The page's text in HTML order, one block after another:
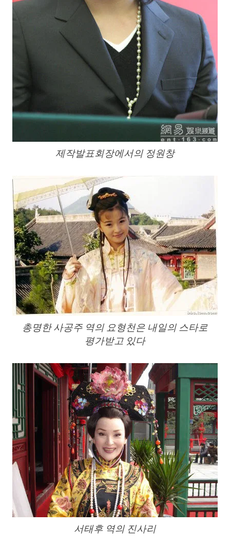
제작발표회장에서의 정원창
총명한 사공주 역의 요형천은 내일의 스타로
평가받고 있다
서태후 역의 진사리